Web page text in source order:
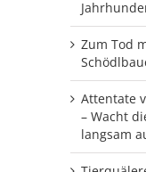
Zum Tod
Attentate
– Wacht
langsam